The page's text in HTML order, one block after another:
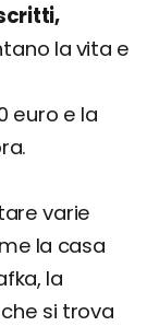
la vita e
euro e la
varie
la casa
la
si trova